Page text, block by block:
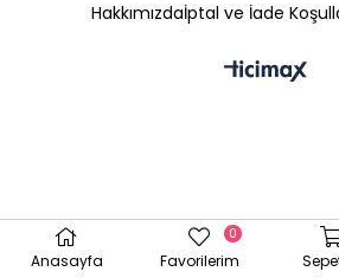
Hakkımızdaİptal ve İade
Anasayfa Favorilerim
0